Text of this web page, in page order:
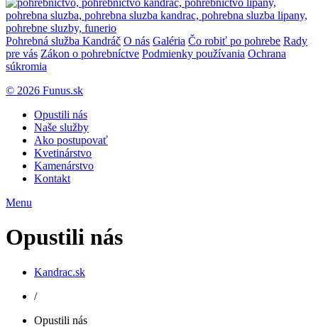
Pohrebná služba Kandráč O nás Galéria Čo robiť po pohrebe Rady
pre vás Zákon o pohrebníctve Podmienky používania Ochrana
súkromia
© 2026 Funus.sk
Opustili nás
Naše služby
Ako postupovať
Kvetinárstvo
Kamenárstvo
Kontakt
Menu
Opustili nás
Kandrac.sk
/
Opustili nás